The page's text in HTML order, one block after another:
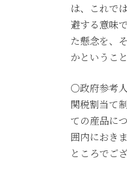
は、これで
避する意味
た懸念を、
かというこ
○政府参考
関税割当て
ての産品に
囲内におき
ところでご